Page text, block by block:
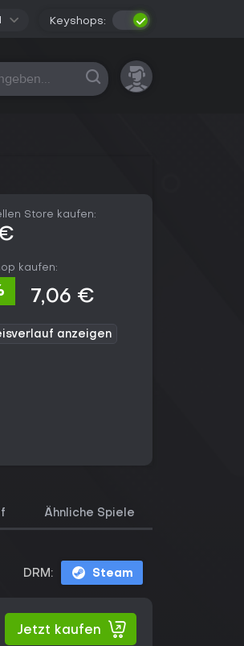
Keyshops:
Store kaufen:
kaufen:
7,06 €
anzeigen
Ähnliche Spiele
DRM: Steam
Jetzt kaufen